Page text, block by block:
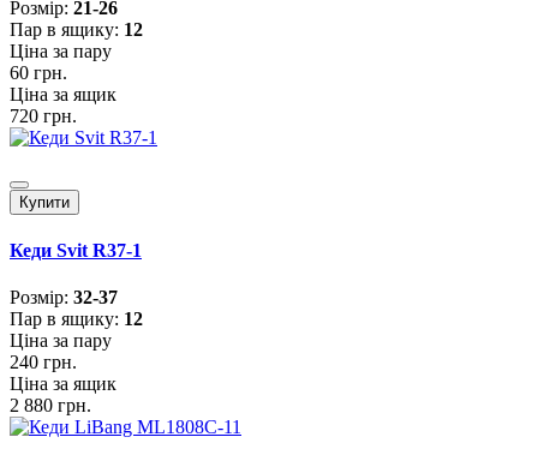
Розмiр: 21-26
Пар в ящику: 12
Ціна за пару
60 грн.
Ціна за ящик
720 грн.
Купити
Кеди Svit R37-1
Розмiр: 32-37
Пар в ящику: 12
Ціна за пару
240 грн.
Ціна за ящик
2 880 грн.